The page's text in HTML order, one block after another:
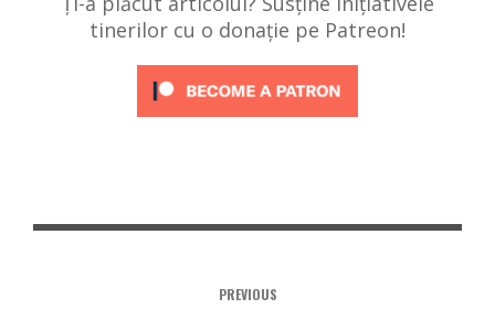
tinerilor cu o donație pe Patreon!
PREVIOUS